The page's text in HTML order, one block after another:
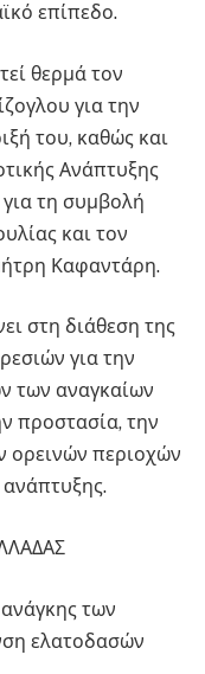
επίπεδο.
θερμά τον
για την
του, καθώς και
Ανάπτυξης
τη συμβολή
και τον
Καφαντάρη.
στη διάθεση της
για την
των αναγκαίων
προστασία, την
ορεινών περιοχών
των
ελατοδασών